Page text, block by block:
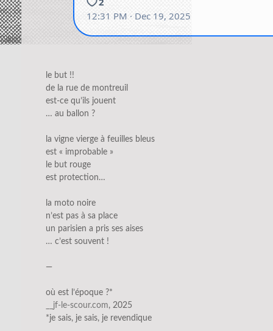
le but !!
de la rue de montreuil
est-ce qu’ils jouent
… au ballon ?
la vigne vierge à feuilles bleus
est « improbable »
le but rouge
est protection…
la moto noire
n’est pas à sa place
un parisien a pris ses aises
… c’est souvent !
—
où est l’époque ?*
__jf-le-scour.com, 2025
*je sais, je sais, je revendique